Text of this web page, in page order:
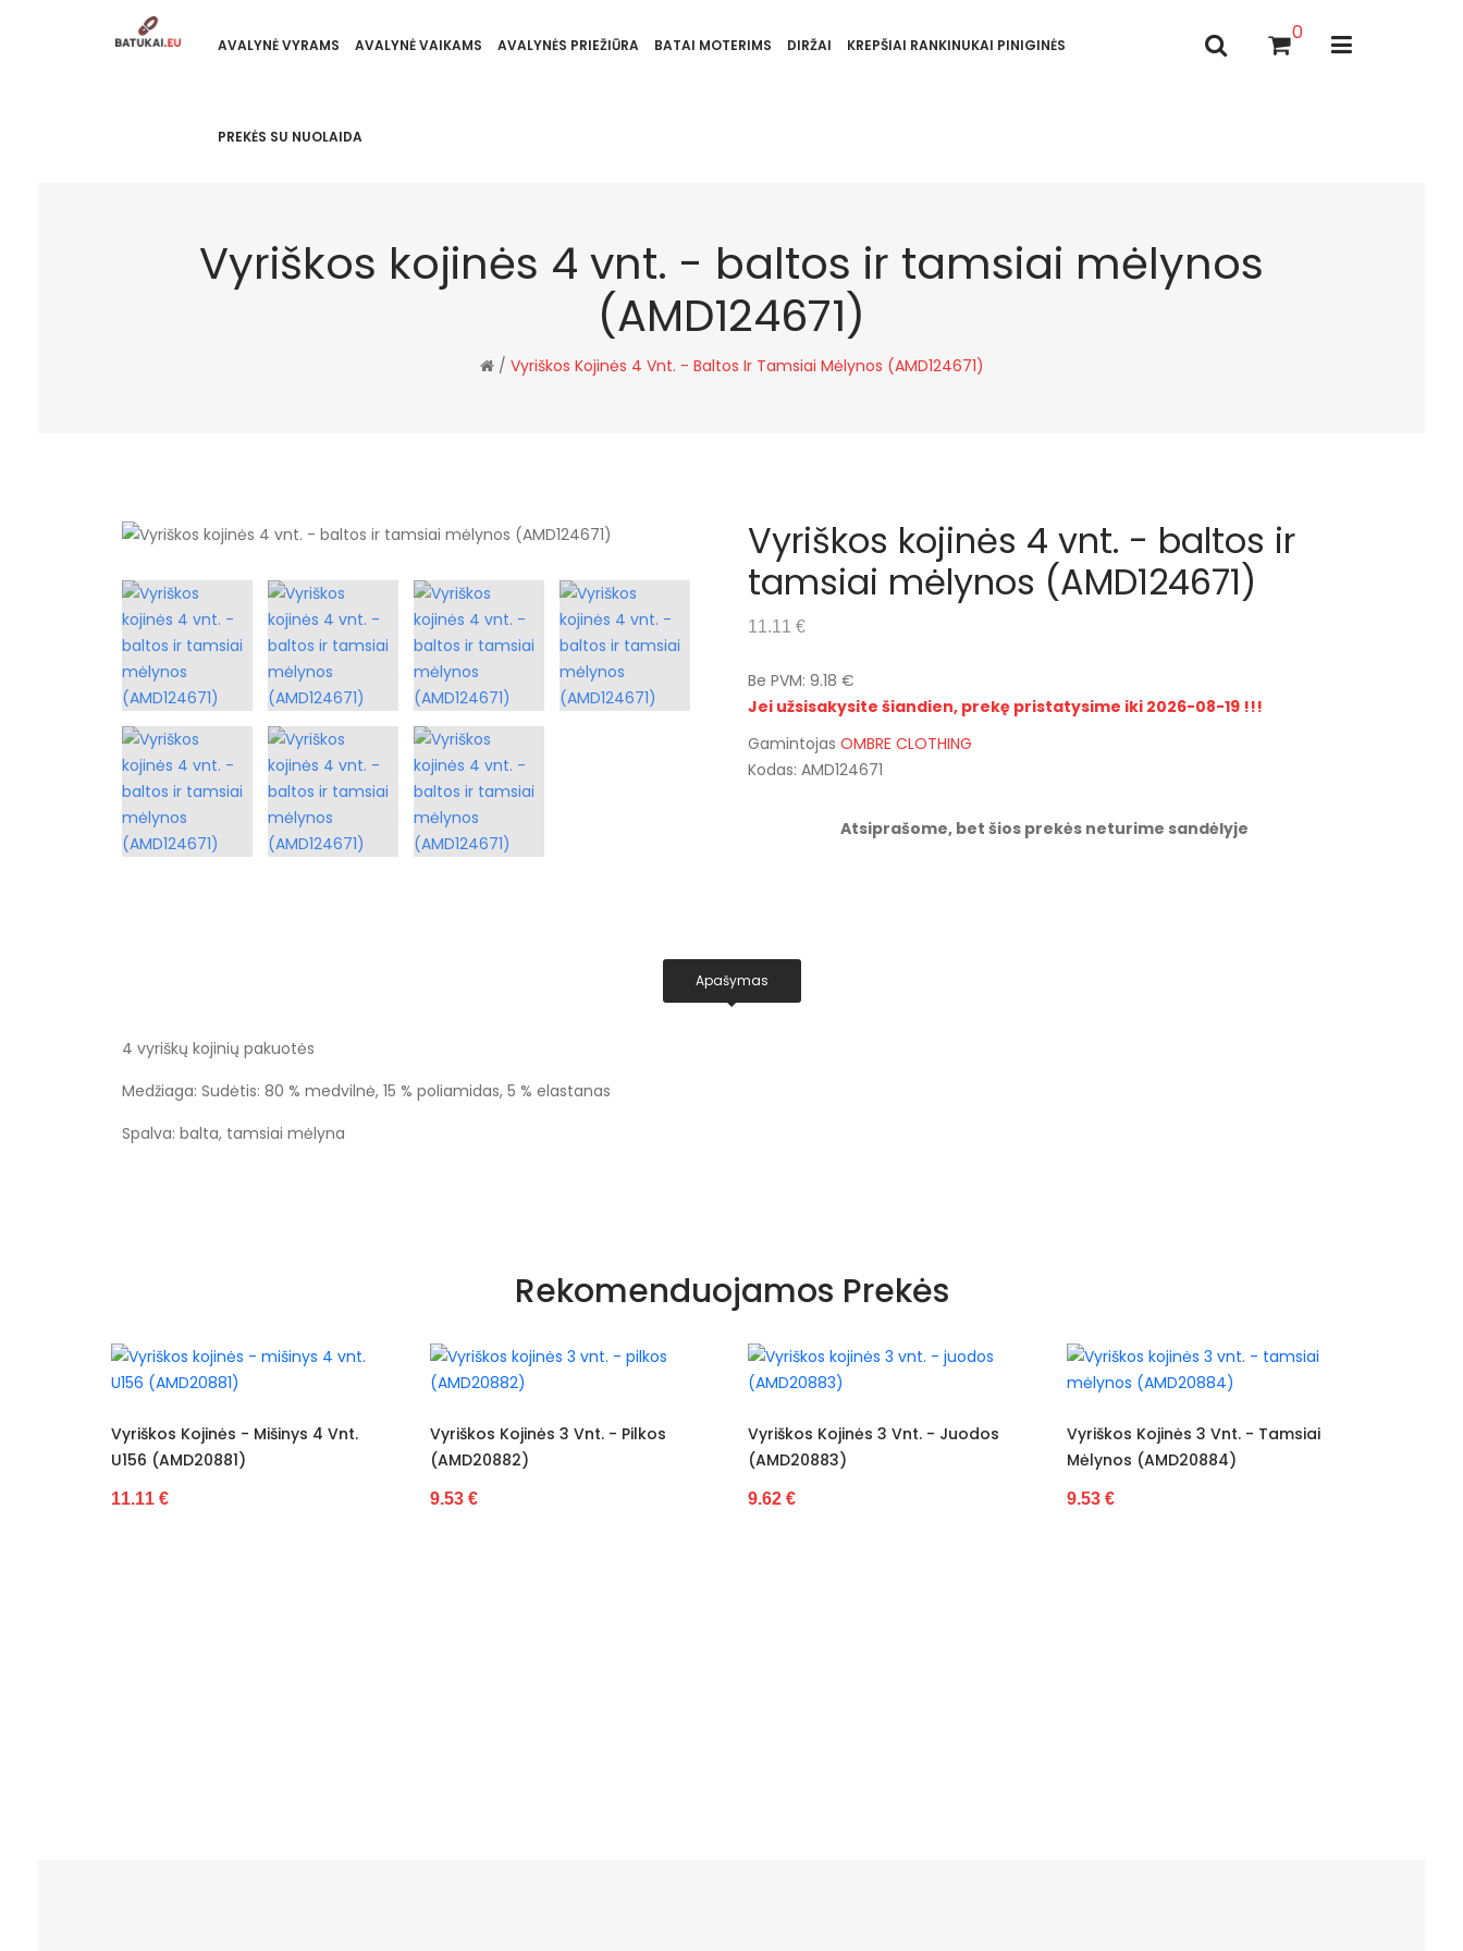
AVALYNĖ VYRAMS AVALYNĖ VAIKAMS AVALYNĖS PRIEŽIŪRA BATAI MOTERIMS DIRŽAI KREPŠIAI RANKINUKAI PINIGINĖS
PREKĖS SU NUOLAIDA
0
Vyriškos kojinės 4 vnt. - baltos ir tamsiai mėlynos
(AMD124671)
/ Vyriškos Kojinės 4 Vnt. - Baltos Ir Tamsiai Mėlynos (AMD124671)
Vyriškos kojinės 4 vnt. - baltos ir
tamsiai mėlynos (AMD124671)
11.11 €
Be PVM: 9.18 €
Jei užsisakysite šiandien, prekę pristatysime iki 2026-08-19 !!!
Gamintojas OMBRE CLOTHING
Kodas: AMD124671
Atsiprašome, bet šios prekės neturime sandėlyje
Apašymas
4 vyriškų kojinių pakuotės
Medžiaga: Sudėtis: 80 % medvilnė, 15 % poliamidas, 5 % elastanas
Spalva: balta, tamsiai mėlyna
Rekomenduojamos Prekės
Vyriškos Kojinės - Mišinys 4 Vnt.
U156 (AMD20881)
Vyriškos Kojinės 3 Vnt. - Pilkos
(AMD20882)
Vyriškos Kojinės 3 Vnt. - Juodos
(AMD20883)
Vyriškos Kojinės 3 Vnt. - Tamsiai
Mėlynos (AMD20884)
Vyriškos Kojinės 3